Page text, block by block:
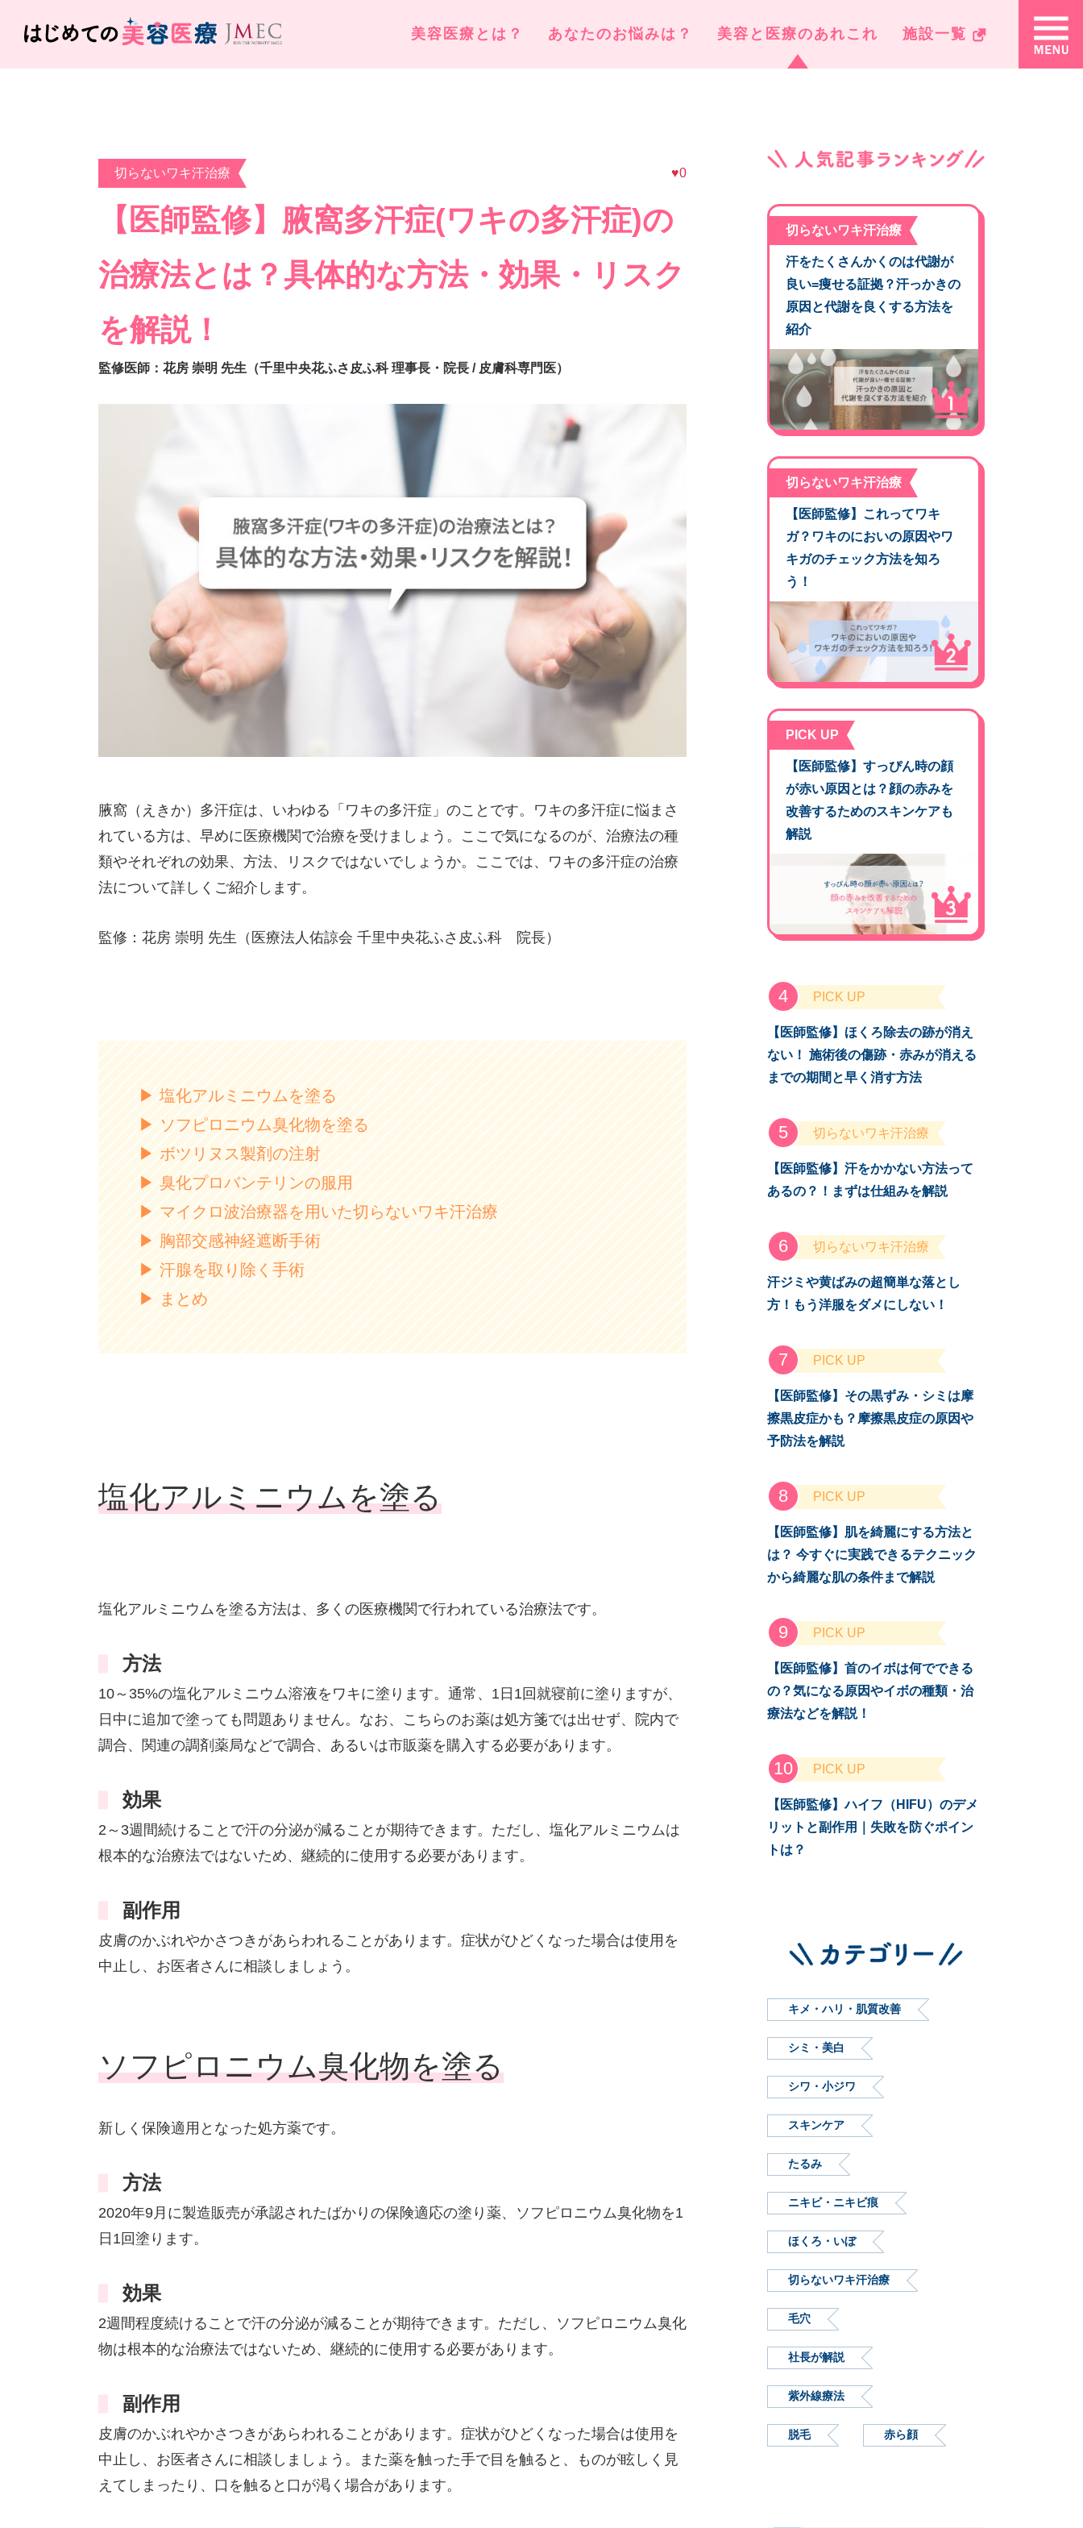
美容医療とは？ あなたのお悩みは？ 美容と医療のあれこれ 施設一覧
切らないワキ汗治療 ♥0
【医師監修】腋窩多汗症(ワキの多汗症)の
治療法とは？具体的な方法・効果・リスク
を解説！
監修医師：花房 崇明 先生（千里中央花ふさ皮ふ科 理事長・院長 / 皮膚科専門医）
腋窩（えきか）多汗症は、いわゆる「ワキの多汗症」のことです。ワキの多汗症に悩まさ
れている方は、早めに医療機関で治療を受けましょう。ここで気になるのが、治療法の種
類やそれぞれの効果、方法、リスクではないでしょうか。ここでは、ワキの多汗症の治療
法について詳しくご紹介します。
監修：花房 崇明 先生（医療法人佑諒会 千里中央花ふさ皮ふ科 院長）
塩化アルミニウムを塗る
ソフピロニウム臭化物を塗る
ボツリヌス製剤の注射
臭化プロバンテリンの服用
マイクロ波治療器を用いた切らないワキ汗治療
胸部交感神経遮断手術
汗腺を取り除く手術
まとめ
塩化アルミニウムを塗る
塩化アルミニウムを塗る方法は、多くの医療機関で行われている治療法です。
方法
10～35%の塩化アルミニウム溶液をワキに塗ります。通常、1日1回就寝前に塗りますが、
日中に追加で塗っても問題ありません。なお、こちらのお薬は処方箋では出せず、院内で
調合、関連の調剤薬局などで調合、あるいは市販薬を購入する必要があります。
効果
2～3週間続けることで汗の分泌が減ることが期待できます。ただし、塩化アルミニウムは
根本的な治療法ではないため、継続的に使用する必要があります。
副作用
皮膚のかぶれやかさつきがあらわれることがあります。症状がひどくなった場合は使用を
中止し、お医者さんに相談しましょう。
ソフピロニウム臭化物を塗る
新しく保険適用となった処方薬です。
方法
2020年9月に製造販売が承認されたばかりの保険適応の塗り薬、ソフピロニウム臭化物を1
日1回塗ります。
効果
2週間程度続けることで汗の分泌が減ることが期待できます。ただし、ソフピロニウム臭化
物は根本的な治療法ではないため、継続的に使用する必要があります。
副作用
皮膚のかぶれやかさつきがあらわれることがあります。症状がひどくなった場合は使用を
中止し、お医者さんに相談しましょう。また薬を触った手で目を触ると、ものが眩しく見
えてしまったり、口を触ると口が渇く場合があります。
切らないワキ汗治療
汗をたくさんかくのは代謝が
良い=痩せる証拠？汗っかきの
原因と代謝を良くする方法を
紹介
切らないワキ汗治療
【医師監修】これってワキ
ガ？ワキのにおいの原因やワ
キガのチェック方法を知ろ
う！
PICK UP
【医師監修】すっぴん時の顔
が赤い原因とは？顔の赤みを
改善するためのスキンケアも
解説
PICK UP
【医師監修】ほくろ除去の跡が消え
ない！ 施術後の傷跡・赤みが消える
までの期間と早く消す方法
切らないワキ汗治療
【医師監修】汗をかかない方法って
あるの？！まずは仕組みを解説
切らないワキ汗治療
汗ジミや黄ばみの超簡単な落とし
方！もう洋服をダメにしない！
PICK UP
【医師監修】その黒ずみ・シミは摩
擦黒皮症かも？摩擦黒皮症の原因や
予防法を解説
PICK UP
【医師監修】肌を綺麗にする方法と
は？ 今すぐに実践できるテクニック
から綺麗な肌の条件まで解説
PICK UP
【医師監修】首のイボは何でできる
の？気になる原因やイボの種類・治
療法などを解説！
PICK UP
【医師監修】ハイフ（HIFU）のデメ
リットと副作用｜失敗を防ぐポイン
トは？
キメ・ハリ・肌質改善
シミ・美白
シワ・小ジワ
スキンケア
たるみ
ニキビ・ニキビ痕
ほくろ・いぼ
切らないワキ汗治療
毛穴
社長が解説
紫外線療法
脱毛 赤ら顔